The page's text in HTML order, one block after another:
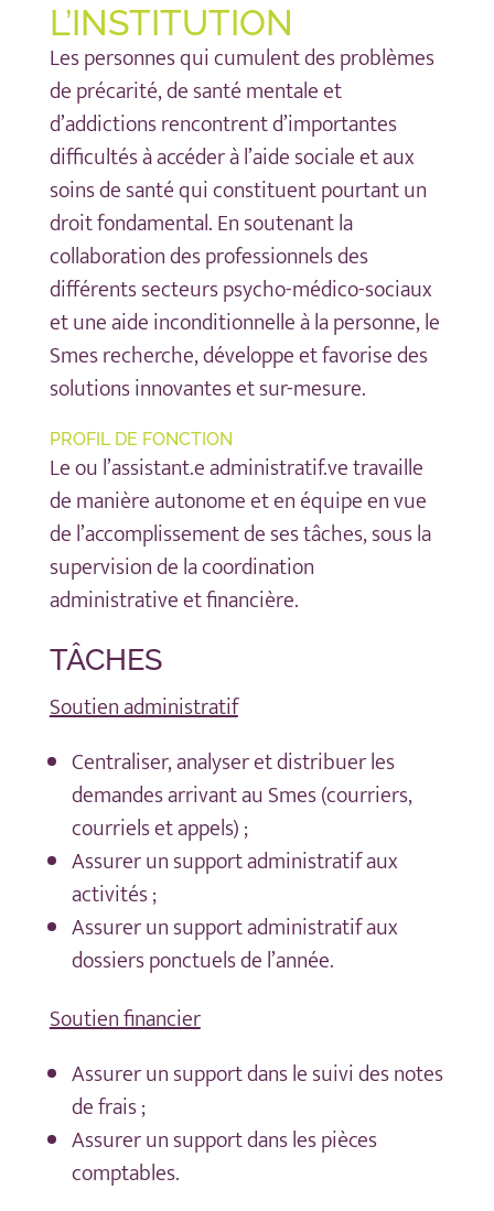
L’INSTITUTION
Les personnes qui cumulent des problèmes
de précarité, de santé mentale et
d’addictions rencontrent d’importantes
difficultés à accéder à l’aide sociale et aux
soins de santé qui constituent pourtant un
droit fondamental. En soutenant la
collaboration des professionnels des
différents secteurs psycho-médico-sociaux
et une aide inconditionnelle à la personne, le
Smes recherche, développe et favorise des
solutions innovantes et sur-mesure.
PROFIL DE FONCTION
Le ou l’assistant.e administratif.ve travaille
de manière autonome et en équipe en vue
de l’accomplissement de ses tâches, sous la
supervision de la coordination
administrative et financière.
TÂCHES
Soutien administratif
Centraliser, analyser et distribuer les
demandes arrivant au Smes (courriers,
courriels et appels) ;
Assurer un support administratif aux
activités ;
Assurer un support administratif aux
dossiers ponctuels de l’année.
Soutien financier
Assurer un support dans le suivi des notes
de frais ;
Assurer un support dans les pièces
comptables.